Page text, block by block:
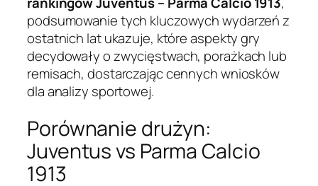
podsumowanie tych kluczowych wydarzeń z
ostatnich lat ukazuje, które aspekty gry
decydowały o zwycięstwach, porażkach lub
remisach, dostarczając cennych wniosków
dla analizy sportowej.
Porównanie drużyn:
Juventus vs Parma Calcio
1913